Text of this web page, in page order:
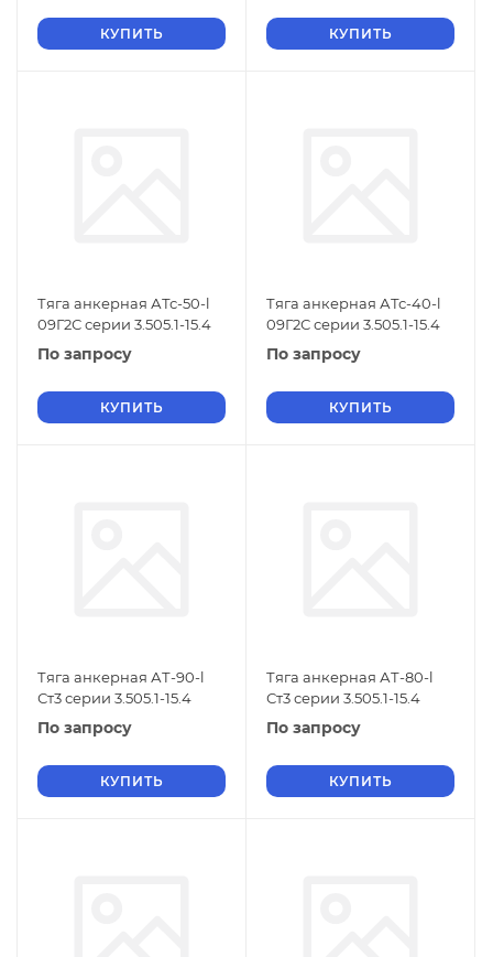
КУПИТЬ КУПИТЬ
Тяга анкерная АТс-50-l
09Г2С серии 3.505.1-15.4
По запросу
КУПИТЬ
Тяга анкерная АТс-40-l
09Г2С серии 3.505.1-15.4
По запросу
КУПИТЬ
Тяга анкерная АТ-90-l
Ст3 серии 3.505.1-15.4
По запросу
КУПИТЬ
Тяга анкерная АТ-80-l
Ст3 серии 3.505.1-15.4
По запросу
КУПИТЬ